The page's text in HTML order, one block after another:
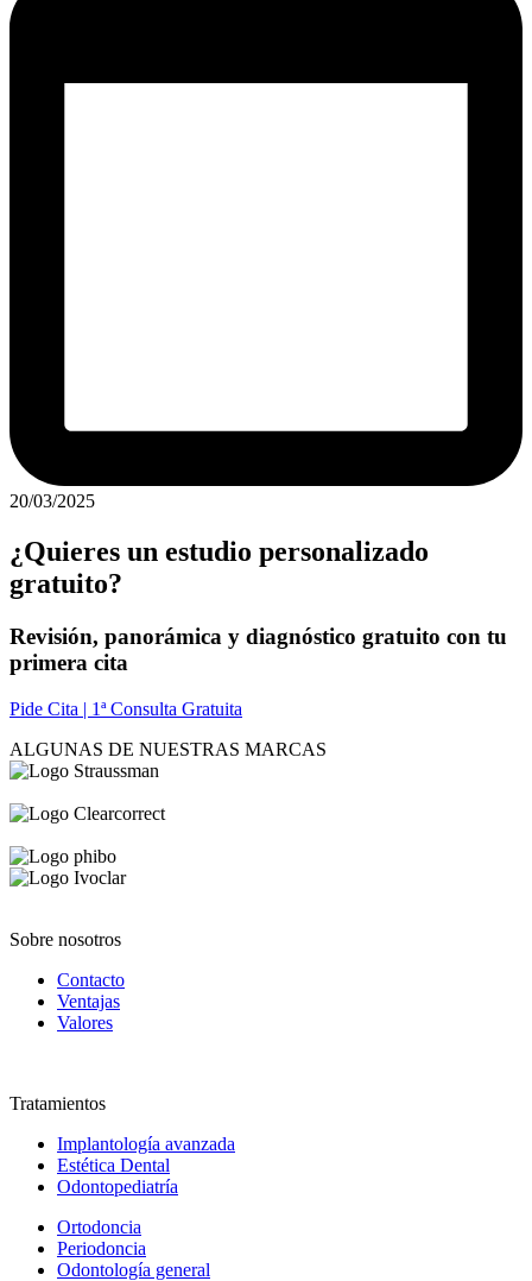
20/03/2025
¿Quieres un estudio personalizado
gratuito?
Revisión, panorámica y diagnóstico gratuito con tu
primera cita
Pide Cita | 1ª Consulta Gratuita
ALGUNAS DE NUESTRAS MARCAS
Sobre nosotros
Contacto
Ventajas
Valores
Tratamientos
Implantología avanzada
Estética Dental
Odontopediatría
Ortodoncia
Periodoncia
Odontología general